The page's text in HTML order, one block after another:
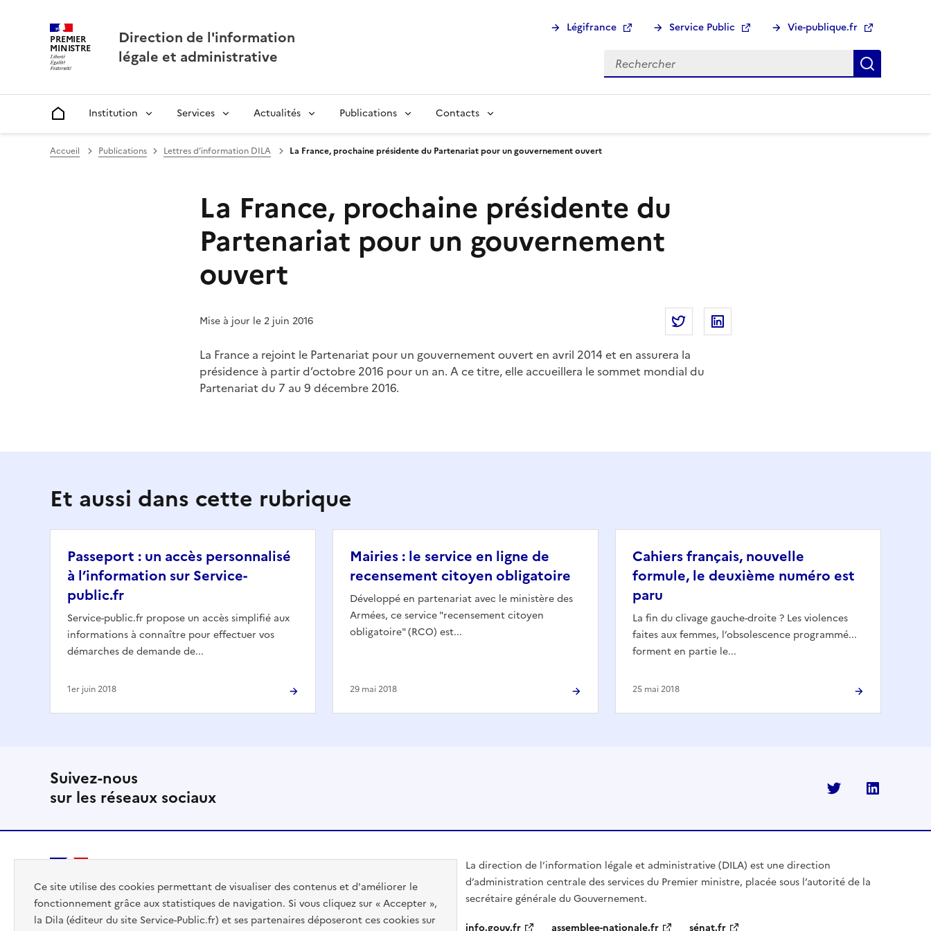
Ce site utilise des cookies permettant de visualiser des contenus et d'améliorer le
fonctionnement grâce aux statistiques de navigation. Si vous cliquez sur « Accepter »,
la Dila (éditeur du site Service-Public.fr) et ses partenaires déposeront ces cookies sur
PREMIER
MINISTRE
Direction de l'information
légale et administrative
Légifrance Service Public Vie-publique.fr
Rechercher :
Institution Services Actualités Publications Contacts
Accueil Publications Lettres d’information DILA La France, prochaine présidente du Partenariat pour un gouvernement ouvert
La France, prochaine présidente du
Partenariat pour un gouvernement
ouvert
Mise à jour le 2 juin 2016 Partager la page
Partager La France, prochaine présidente
La France a rejoint le Partenariat pour un gouvernement ouvert en avril 2014 et en assurera la
présidence à partir d’octobre 2016 pour un an. A ce titre, elle accueillera le sommet mondial du
Partenariat du 7 au 9 décembre 2016.
Et aussi dans cette rubrique
Passeport : un accès personnalisé
à l’information sur Service-
public.fr
Service-public.fr propose un accès simplifié aux
informations à connaître pour effectuer vos
démarches de demande de...
1er juin 2018
Mairies : le service en ligne de
recensement citoyen obligatoire
Développé en partenariat avec le ministère des
Armées, ce service "recensement citoyen
obligatoire" (RCO) est...
29 mai 2018
Cahiers français, nouvelle
formule, le deuxième numéro est
paru
La fin du clivage gauche-droite ? Les violences
faites aux femmes, l’obsolescence programmé...
forment en partie le...
25 mai 2018
Suivez-nous
sur les réseaux sociaux
Twitter
PREMIER
MINISTRE
La direction de l’information légale et administrative (DILA) est une direction
d’administration centrale des services du Premier ministre, placée sous l’autorité de la
secrétaire générale du Gouvernement.
info.gouv.fr
assemblee-nationale.fr sénat.fr